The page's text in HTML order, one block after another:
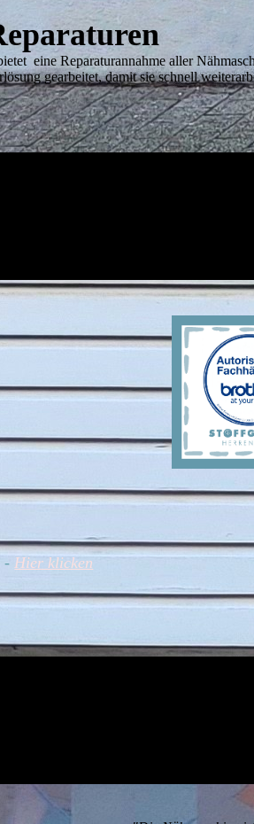
eine Reparaturannahme aller
gearbeitet, damit sie schnell
- Hier klicken